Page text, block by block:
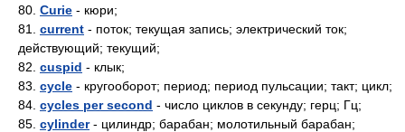
80. Curie - кюри;
81. current - поток; текущая запись; электрический ток;
действующий; текущий;
82. cuspid - клык;
83. cycle - кругооборот; период; период пульсации; такт; цикл;
84. cycles per second - число циклов в секунду; герц; Гц;
85. cylinder- цилиндр; барабан; молотильный барабан;